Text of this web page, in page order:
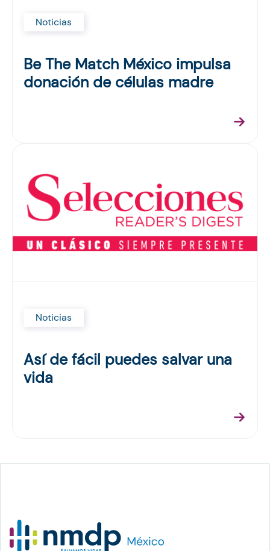
Noticias
Be The Match México impulsa
donación de células madre
Noticias
Así de fácil puedes salvar una
vida